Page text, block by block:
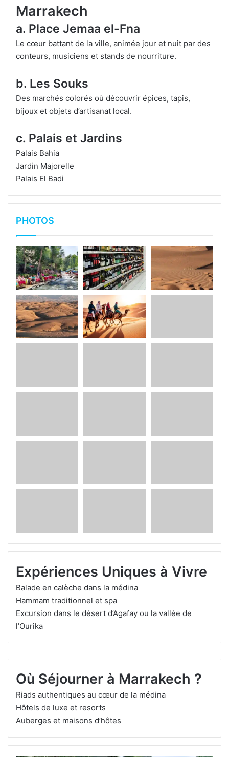
Marrakech
a. Place Jemaa el-Fna
Le cœur battant de la ville, animée jour et nuit par des
conteurs, musiciens et stands de nourriture.
b. Les Souks
Des marchés colorés où découvrir épices, tapis,
bijoux et objets d’artisanat local.
c. Palais et Jardins
Palais Bahia
Jardin Majorelle
Palais El Badi
PHOTOS
Expériences Uniques à Vivre
Balade en calèche dans la médina
Hammam traditionnel et spa
Excursion dans le désert d’Agafay ou la vallée de
l’Ourika
Articles et Guides sur Marrakech
Maroc
Maroc
mai 24, 2025
Maroc
mai 11, 2025
Où Séjourner à Marrakech ?
Riads authentiques au cœur de la médina
Hôtels de luxe et resorts
Auberges et maisons d’hôtes